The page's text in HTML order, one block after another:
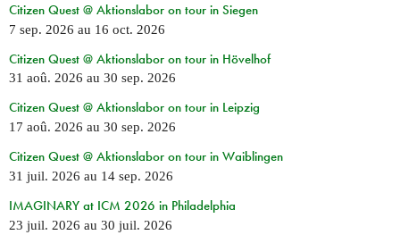
Citizen Quest @ Aktionslabor on tour in Siegen
7 sep. 2026 au 16 oct. 2026
Citizen Quest @ Aktionslabor on tour in Hövelhof
31 aoû. 2026 au 30 sep. 2026
Citizen Quest @ Aktionslabor on tour in Leipzig
17 aoû. 2026 au 30 sep. 2026
Citizen Quest @ Aktionslabor on tour in Waiblingen
31 juil. 2026 au 14 sep. 2026
IMAGINARY at ICM 2026 in Philadelphia
23 juil. 2026 au 30 juil. 2026